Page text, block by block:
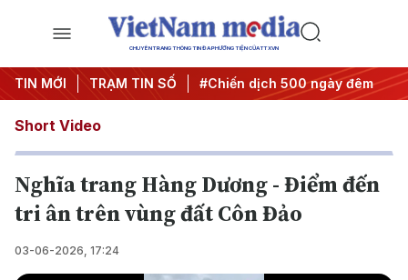
CHUYÊN TRANG THÔNG TIN ĐA PHƯƠNG TIỆN CỦA TTXVN
TIN MỚI TRẠM TIN SỐ
quyết thành hành động #Chiến dịch 500 ngày đêm
Short Video
Nghĩa trang Hàng Dương - Điểm đến
tri ân trên vùng đất Côn Đảo
03-06-2026, 17:24